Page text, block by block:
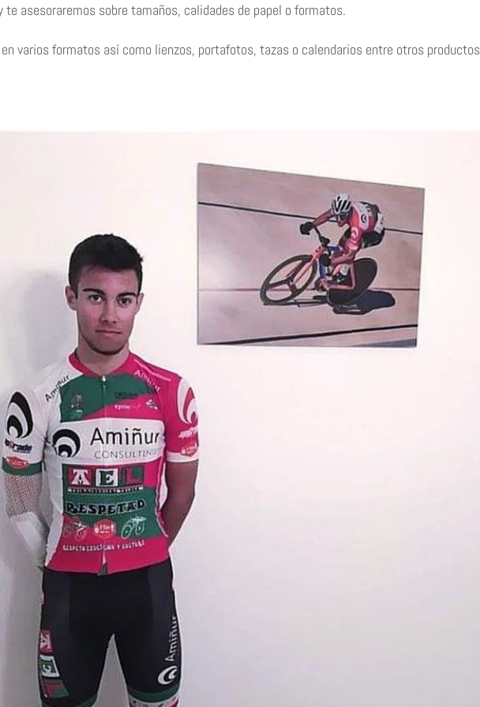
asesoraremos sobre tamaños, calidades de papel o formatos.
varios formatos así como lienzos, portafotos, tazas o calendarios entre otros